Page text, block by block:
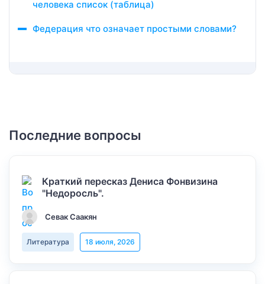
человека список (таблица)
Федерация что означает простыми словами?
Последние вопросы
Краткий пересказ Дениса Фонвизина
"Недоросль".
Севак Саакян
Литература 18 июля, 2026